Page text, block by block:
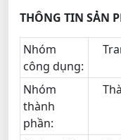
THÔNG TIN SẢN
Nhóm
công dụng:
Nhóm
thành
phần: